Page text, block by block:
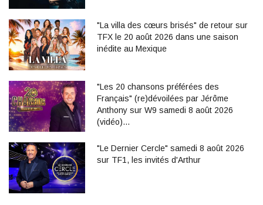
"La villa des cœurs brisés" de retour sur
TFX le 20 août 2026 dans une saison
inédite au Mexique
"Les 20 chansons préférées des
Français" (re)dévoilées par Jérôme
Anthony sur W9 samedi 8 août 2026
(vidéo)…
"Le Dernier Cercle" samedi 8 août 2026
sur TF1, les invités d'Arthur